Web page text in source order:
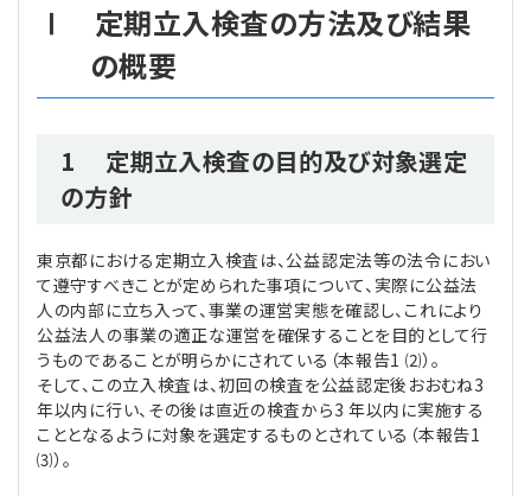
Ⅰ 定期立入検査の方法及び結果
の概要
1 定期立入検査の目的及び対象選定
の方針
東京都における定期立入検査は、公益認定法等の法令におい
て遵守すべきことが定められた事項について、実際に公益法
人の内部に立ち入って、事業の運営実態を確認し、これにより
公益法人の事業の適正な運営を確保することを目的として行
うものであることが明らかにされている（本報告1 ⑵）。
そして、この立入検査は、初回の検査を公益認定後おおむね3
年以内に行い、その後は直近の検査から3 年以内に実施する
こととなるように対象を選定するものとされている（本報告1
⑶）。